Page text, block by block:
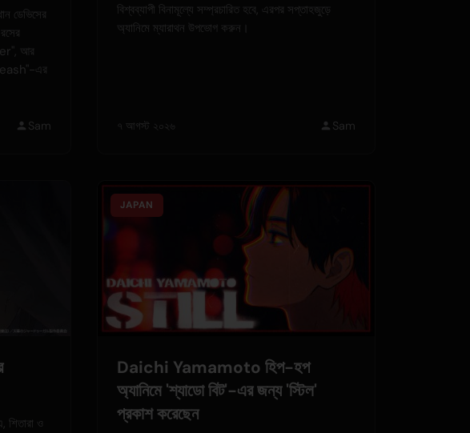
ডেভিসের
আর
এর
Sam
বিশ্বব্যাপী বিনামূল্যে সম্প্রচারিত হবে, এরপর সপ্তাহজুড়ে
অ্যানিমে ম্যারাথন উপভোগ করুন।
৭ আগস্ট ২০২৬ Sam
শিতারা ও
JAPAN
Daichi Yamamoto হিপ-হপ
অ্যানিমে 'শ্যাডো বিট'-এর জন্য 'স্টিল'
প্রকাশ করেছেন